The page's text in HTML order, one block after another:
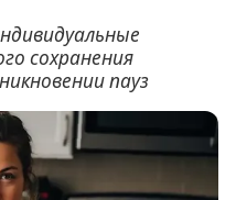
сохранения
пауз